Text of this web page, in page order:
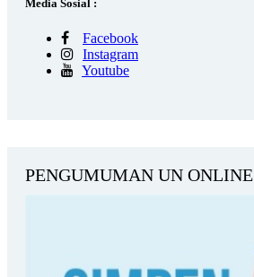
Media Sosial :
Facebook
Instagram
Youtube
PENGUMUMAN UN ONLINE